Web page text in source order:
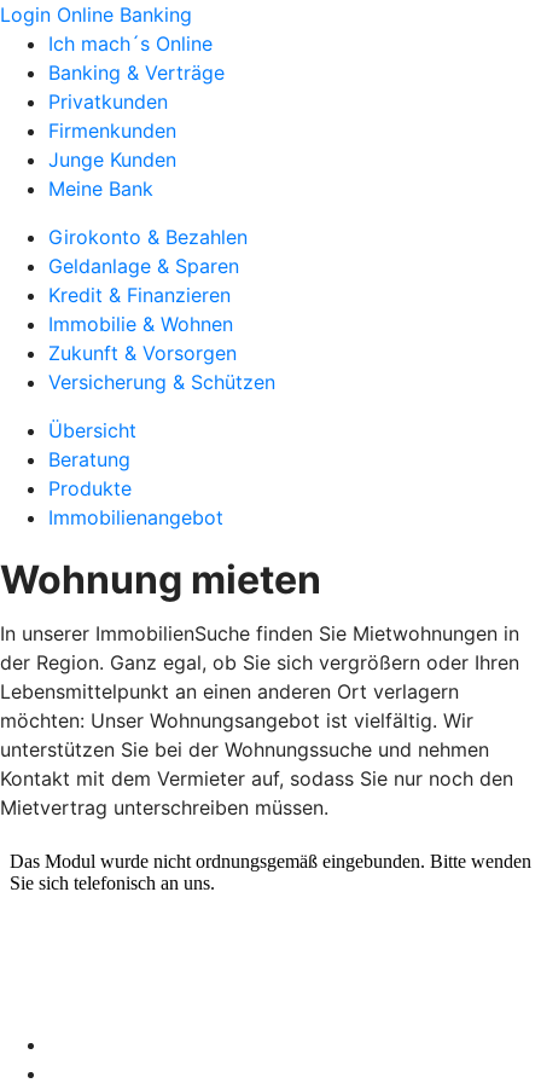
Login Online Banking
Ich mach´s Online
Banking & Verträge
Privatkunden
Firmenkunden
Junge Kunden
Meine Bank
Girokonto & Bezahlen
Geldanlage & Sparen
Kredit & Finanzieren
Immobilie & Wohnen
Zukunft & Vorsorgen
Versicherung & Schützen
Übersicht
Beratung
Produkte
Immobilienangebot
Wohnung mieten
In unserer ImmobilienSuche finden Sie Mietwohnungen in
der Region. Ganz egal, ob Sie sich vergrößern oder Ihren
Lebensmittelpunkt an einen anderen Ort verlagern
möchten: Unser Wohnungsangebot ist vielfältig. Wir
unterstützen Sie bei der Wohnungssuche und nehmen
Kontakt mit dem Vermieter auf, sodass Sie nur noch den
Mietvertrag unterschreiben müssen.